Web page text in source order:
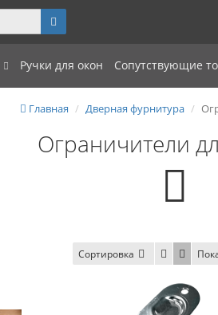
Ручки для окон Сопутствующие
Главная Дверная фурнитура
Ограничители
Сортировка